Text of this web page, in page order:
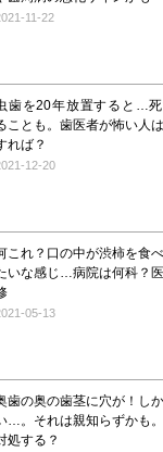
11-22
歯を20年放置すると…
ことも。歯医者が怖い人
れば？
12-20
これ？口の中が渋柿を食
いな感じ…病院は何科？
05-13
歯の奥の歯茎に穴が！し
…。それは親知らずかも
処する？